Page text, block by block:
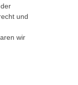
und
wir